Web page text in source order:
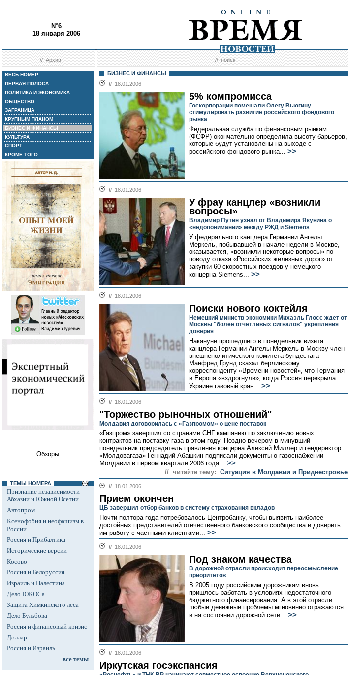
N°6
18 января 2006
//Архив //поиск
ВЕСЬ НОМЕР
ПЕРВАЯ ПОЛОСА
ПОЛИТИКА И ЭКОНОМИКА
ОБЩЕСТВО
ЗАГРАНИЦА
КРУПНЫМ ПЛАНОМ
БИЗНЕС И ФИНАНСЫ
КУЛЬТУРА
СПОРТ
КРОМЕ ТОГО
Обзоры
ТЕМЫ НОМЕРА
Признание независимости
Абхазии и Южной Осетии
Автопром
Ксенофобия и неофашизм в
России
Россия и Прибалтика
Исторические версии
Косово
Россия и Белоруссия
Израиль и Палестина
Дело ЮКОСа
Защита Химкинского леса
Дело Бульбова
Россия и финансовый кризис
Доллар
Россия и Израиль
все темы
БИЗНЕС И ФИНАНСЫ
// 18.01.2006
5% компромисса
Госкорпорации помешали Олегу Вьюгину
стимулировать развитие российского фондового
рынка
Федеральная служба по финансовым рынкам
(ФСФР) окончательно определила высоту барьеров,
которые будут установлены на выходе с
российского фондового рынка... >>
// 18.01.2006
У фрау канцлер «возникли
вопросы»
Владимир Путин узнал от Владимира Якунина о
«недопонимании» между РЖД и Siemens
У федерального канцлера Германии Ангелы
Меркель, побывавшей в начале недели в Москве,
оказывается, «возникли некоторые вопросы» по
поводу отказа «Российских железных дорог» от
закупки 60 скоростных поездов у немецкого
концерна Siemens... >>
// 18.01.2006
Поиски нового коктейля
Немецкий министр экономики Михаэль Глосс ждет от
Москвы "более отчетливых сигналов" укрепления
доверия
Накануне прошедшего в понедельник визита
канцлера Германии Ангелы Меркель в Москву член
внешнеполитического комитета бундестага
Манфред Грунд сказал берлинскому
корреспонденту «Времени новостей», что Германия
и Европа «вздрогнули», когда Россия перекрыла
Украине газовый кран... >>
// 18.01.2006
"Торжество рыночных отношений"
Молдавия договорилась с «Газпромом» о цене поставок
«Газпром» завершил со странами СНГ кампанию по заключению новых
контрактов на поставку газа в этом году. Поздно вечером в минувший
понедельник председатель правления концерна Алексей Миллер и гендиректор
«Молдовагаза» Геннадий Абашкин подписали документы о газоснабжении
Молдавии в первом квартале 2006 года... >>
// читайте тему: Ситуация в Молдавии и Приднестровье
// 18.01.2006
Прием окончен
ЦБ завершил отбор банков в систему страхования вкладов
Почти полтора года потребовалось Центробанку, чтобы выявить наиболее
достойных представителей отечественного банковского сообщества и доверить
им работу с частными клиентами... >>
// 18.01.2006
Под знаком качества
В дорожной отрасли происходит переосмысление
приоритетов
В 2005 году российским дорожникам вновь
пришлось работать в условиях недостаточного
бюджетного финансирования. А в этой отрасли
любые денежные проблемы мгновенно отражаются
и на состоянии дорожной сети... >>
// 18.01.2006
Иркутская госэкспансия